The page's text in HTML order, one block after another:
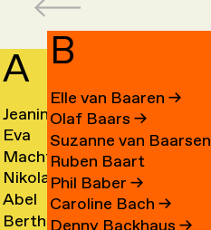
A B
Jeanine
Aalfs
→
Eva
van
Aalst
→
Machteld
Aardse
→
Nikolai
Aarre
→
Abel
Aben
Bertha
Elle van Baaren →
Olaf Baars →
Suzanne van Baarsen
Ruben Baart
Phil Baber →
Caroline Bach →